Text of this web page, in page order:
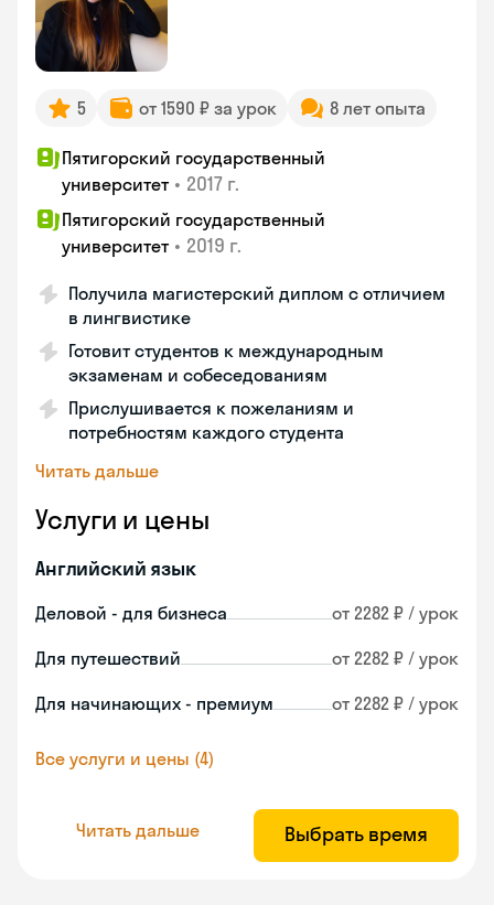
5 от 1590 ₽ за урок 8 лет опыта
Пятигорский государственный
университет • 2017 г.
Пятигорский государственный
университет • 2019 г.
Получила магистерский диплом с отличием
в лингвистике
Готовит студентов к международным
экзаменам и собеседованиям
Прислушивается к пожеланиям и
потребностям каждого студента
Читать дальше
Услуги и цены
Английский язык
Деловой - для бизнеса от 2282 ₽ / урок
Для путешествий от 2282 ₽ / урок
Для начинающих - премиум от 2282 ₽ / урок
Все услуги и цены (4)
Читать дальше Выбрать время